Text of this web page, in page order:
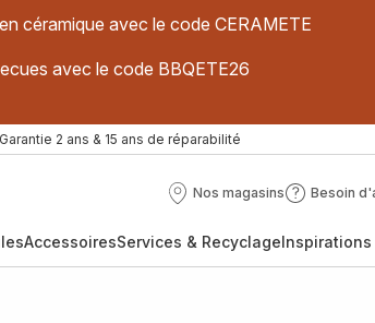
céramique avec le code CERAMETE
avec le code BBQETE26
Garantie 2 ans & 15 ans de réparabilité
Nos magasins
Nos
Besoin
Besoin
?
AccessoiresServices & RecyclageInspirations